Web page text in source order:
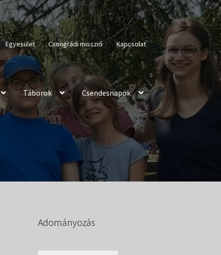
Egyesület Csongrádi misszió Kapcsolat
Táborok Csendesnapok
Adományozás